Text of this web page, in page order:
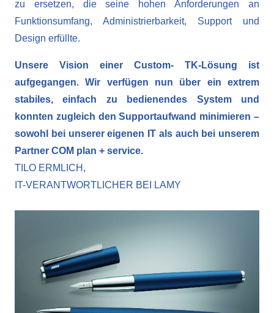
zu ersetzen, die seine hohen Anforderungen an
Funktionsumfang, Administrierbarkeit, Support und
Design erfüllte.
Unsere Vision einer Custom- TK-Lösung ist
aufgegangen. Wir verfügen nun über ein extrem
stabiles, einfach zu bedienendes System und
konnten zugleich den Supportaufwand minimieren –
sowohl bei unserer eigenen IT als auch bei unserem
Partner COM plan + service.
TILO ERMLICH,
IT-VERANTWORTLICHER BEI LAMY